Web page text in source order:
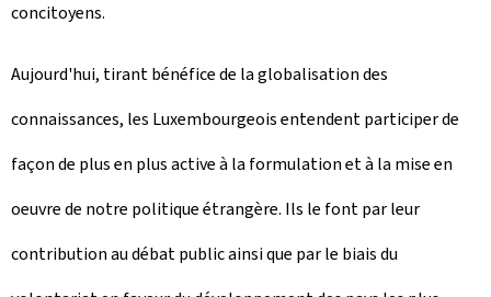
concitoyens.
Aujourd'hui, tirant bénéfice de la globalisation des
connaissances, les Luxembourgeois entendent participer de
façon de plus en plus active à la formulation et à la mise en
oeuvre de notre politique étrangère. Ils le font par leur
contribution au débat public ainsi que par le biais du